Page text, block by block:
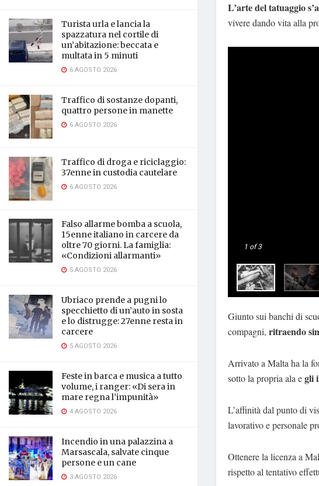
Turista urla e lancia la
spazzatura nel cortile di
un’abitazione: beccata e
multata in 5 minuti
6 AGOSTO 2026
Traffico di sostanze dopanti,
quattro persone in manette
6 AGOSTO 2026
Traffico di droga e riciclaggio:
37enne in custodia cautelare
6 AGOSTO 2026
Falso allarme bomba a scuola,
15enne italiano in carcere da
oltre 70 giorni. La famiglia:
«Condizioni allarmanti»
5 AGOSTO 2026
Ubriaco prende a pugni lo
specchietto di un’auto in sosta
e lo distrugge: 27enne resta in
carcere
5 AGOSTO 2026
Feste in barca e musica a tutto
volume, i ranger: «Di sera in
mare regna l’impunità»
4 AGOSTO 2026
Incendio in una palazzina a
Marsascala, salvate cinque
persone e un cane
3 AGOSTO 2026
L’arte del tatuaggio
vivere dando vita alla
1 of 3
Giunto sui banchi di
compagni, ritraendo
Arrivato a Malta ha la
sotto la propria ala egli
L’affinità dal punto di
lavorativo e personale
Ottenere la licenza a
rispetto al tentativo